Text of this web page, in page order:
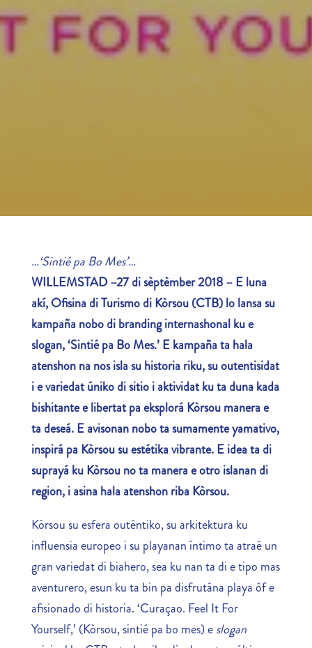
…‘Sintié pa Bo Mes’…
WILLEMSTAD –27 di sèptèmber 2018 –E luna
akí, Ofisina di Turismo di Kòrsou (CTB) lo lansa su
kampaña nobo di branding internashonal ku e
slogan, ‘Sintié pa Bo Mes.’ E kampaña ta hala
atenshon na nos isla su historia riku, su outentisidat
i e variedat úniko di sitio i aktividat ku ta duna kada
bishitante e libertat pa eksplorá Kòrsou manera e
ta deseá. E avisonan nobo ta sumamente yamativo,
inspirá pa Kòrsou su estétika vibrante. E idea ta di
suprayá ku Kòrsou no ta manera e otro islanan di
region, i asina hala atenshon riba Kòrsou.
Kòrsou su esfera outéntiko, su arkitektura ku
influensia europeo i su playanan íntimo ta atraé un
gran variedat di biahero, sea ku nan ta di e tipo mas
aventurero, esun ku ta bin pa disfrutána playa òf e
afisionado di historia. ‘Curaçao. Feel It For
Yourself,’ (Kòrsou, sintié pa bo mes) eslogan